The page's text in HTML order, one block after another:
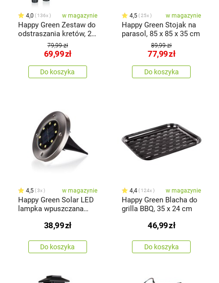
4,0 136x w magazynie
Happy Green Zestaw do
odstraszania kretów, 2
79,99 zł
69,99zł
Do koszyka
4,5 25x w magazynie
Happy Green Stojak na
parasol, 85 x 85 x 35 cm
89,99 zł
77,99zł
Do koszyka
4,5 3x w magazynie
Happy Green Solar LED
lampka wpuszczana
38,99zł
Do koszyka
4,4 124x w magazynie
Happy Green Blacha do
grilla BBQ, 35 x 24 cm
46,99zł
Do koszyka